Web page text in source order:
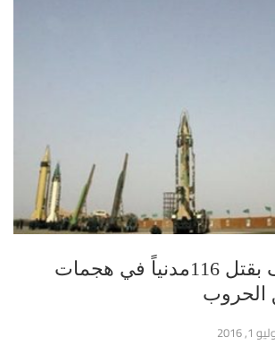
أميركا تعترف بقتل 116مدنياً في هجمات
الحروب
1, 2016